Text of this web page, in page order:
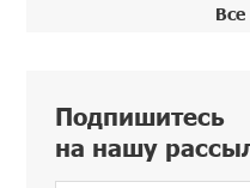
Подпишитесь
на нашу